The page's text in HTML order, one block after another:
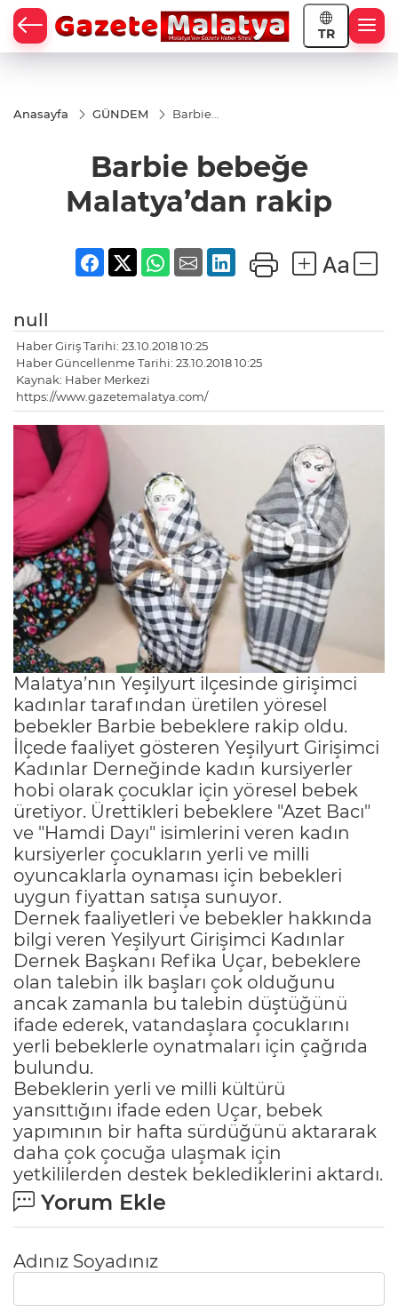
TR
Anasayfa GÜNDEM
Barbie
rakip
Barbie bebeğe
Malatya’dan rakip
null
Haber Giriş Tarihi: 23.10.2018 10:25
Haber Güncellenme Tarihi: 23.10.2018 10:25
Kaynak: Haber Merkezi
https://www.gazetemalatya.com/
Malatya’nın Yeşilyurt ilçesinde girişimci
kadınlar tarafından üretilen yöresel
bebekler Barbie bebeklere rakip oldu.
İlçede faaliyet gösteren Yeşilyurt Girişimci
Kadınlar Derneğinde kadın kursiyerler
hobi olarak çocuklar için yöresel bebek
üretiyor. Ürettikleri bebeklere "Azet Bacı"
ve "Hamdi Dayı" isimlerini veren kadın
kursiyerler çocukların yerli ve milli
oyuncaklarla oynaması için bebekleri
uygun fiyattan satışa sunuyor.
Dernek faaliyetleri ve bebekler hakkında
bilgi veren Yeşilyurt Girişimci Kadınlar
Dernek Başkanı Refika Uçar, bebeklere
olan talebin ilk başları çok olduğunu
ancak zamanla bu talebin düştüğünü
ifade ederek, vatandaşlara çocuklarını
yerli bebeklerle oynatmaları için çağrıda
bulundu.
Bebeklerin yerli ve milli kültürü
yansıttığını ifade eden Uçar, bebek
yapımının bir hafta sürdüğünü aktararak
daha çok çocuğa ulaşmak için
yetkililerden destek beklediklerini aktardı.
Yorum Ekle
Adınız Soyadınız